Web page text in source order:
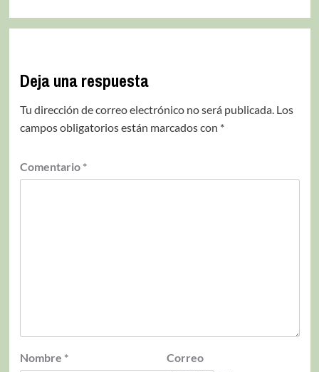
Deja una respuesta
Tu dirección de correo electrónico no será publicada. Los
campos obligatorios están marcados con *
Comentario *
Nombre *
Correo